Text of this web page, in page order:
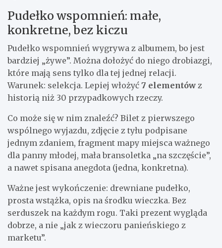
Pudełko wspomnień: małe,
konkretne, bez kiczu
Pudełko wspomnień wygrywa z albumem, bo jest
bardziej „żywe”. Można dołożyć do niego drobiazgi,
które mają sens tylko dla tej jednej relacji.
Warunek: selekcja. Lepiej włożyć 7 elementów z
historią niż 30 przypadkowych rzeczy.
Co może się w nim znaleźć? Bilet z pierwszego
wspólnego wyjazdu, zdjęcie z tyłu podpisane
jednym zdaniem, fragment mapy miejsca ważnego
dla panny młodej, mała bransoletka „na szczęście”,
a nawet spisana anegdota (jedna, konkretna).
Ważne jest wykończenie: drewniane pudełko,
prosta wstążka, opis na środku wieczka. Bez
serduszek na każdym rogu. Taki prezent wygląda
dobrze, a nie „jak z wieczoru panieńskiego z
marketu”.